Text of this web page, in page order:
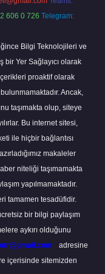
606 0 726 Telegram:
Bilgi Teknolojileri ve
bir Yer Sağlayıcı olarak
proaktif olarak
Ancak,
taşımakta olup, siteye
Bu internet sitesi,
ile hiçbir bağlantısı
makaleler
niteliği taşımamakta
yapılmamaktadır.
tamamen tesadüfidir.
bir bilgi paylaşım
aykırı olduğunu
adresine
içerisinde sitemizden